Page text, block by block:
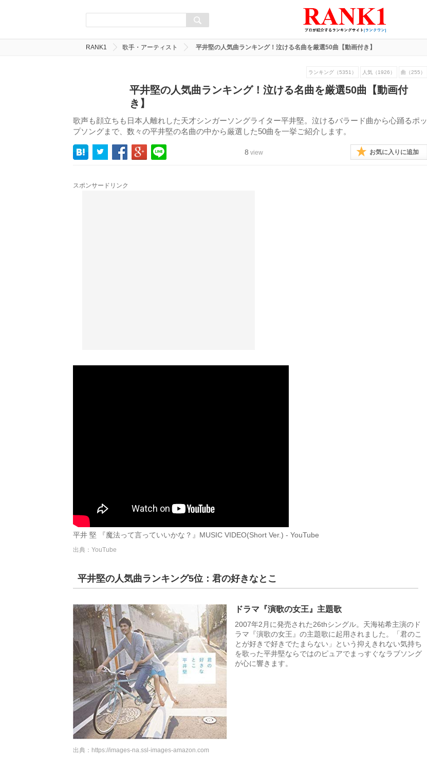
RANK1 歌手・アーティスト 平井堅の人気曲ランキング！泣ける名曲を厳選50曲【動画付き】
ランキング（5351） 人気（1926） 曲（255）
平井堅の人気曲ランキング！泣ける名曲を厳選50曲【動画付
き】
歌声も顔立ちも日本人離れした天才シンガーソングライター平井堅。泣けるバラード曲から心踊るポッ
プソングまで、数々の平井堅の名曲の中から厳選した50曲を一挙ご紹介します。
8 view お気に入りに追加
スポンサードリンク
平井 堅 『魔法って言っていいかな？』MUSIC VIDEO(Short Ver.) - YouTube
出典：YouTube
平井堅の人気曲ランキング5位：君の好きなとこ
ドラマ『演歌の女王』主題歌
2007年2月に発売された26thシングル。天海祐希主演のド
ラマ『演歌の女王』の主題歌に起用されました。「君のこ
とが好きで好きでたまらない」という抑えきれない気持ち
を歌った平井堅ならではのピュアでまっすぐなラブソング
が心に響きます。
出典： https://images-na.ssl-images-amazon.com